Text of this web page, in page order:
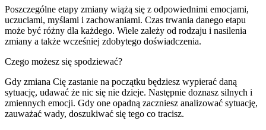
Poszczególne etapy zmiany wiążą się z odpowiednimi emocjami,
uczuciami, myślami i zachowaniami. Czas trwania danego etapu
może być różny dla każdego. Wiele zależy od rodzaju i nasilenia
zmiany a także wcześniej zdobytego doświadczenia.
Czego możesz się spodziewać?
Gdy zmiana Cię zastanie na początku będziesz wypierać daną
sytuację, udawać że nic się nie dzieje. Następnie doznasz silnych i
zmiennych emocji. Gdy one opadną zaczniesz analizować sytuację,
zauważać wady, doszukiwać się tego co tracisz.